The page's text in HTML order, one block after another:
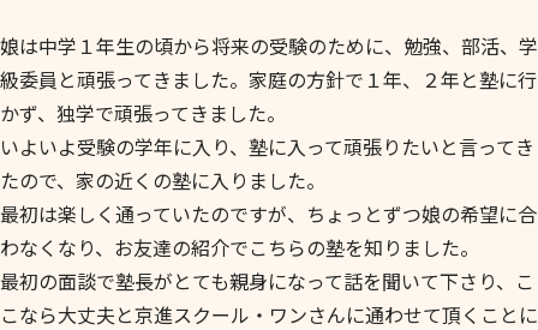
娘は中学１年生の頃から将来の受験のために、勉強、部活、学
級委員と頑張ってきました。家庭の方針で１年、２年と塾に行
かず、独学で頑張ってきました。
いよいよ受験の学年に入り、塾に入って頑張りたいと言ってき
たので、家の近くの塾に入りました。
最初は楽しく通っていたのですが、ちょっとずつ娘の希望に合
わなくなり、お友達の紹介でこちらの塾を知りました。
最初の面談で塾長がとても親身になって話を聞いて下さり、こ
こなら大丈夫と京進スクール・ワンさんに通わせて頂くことに